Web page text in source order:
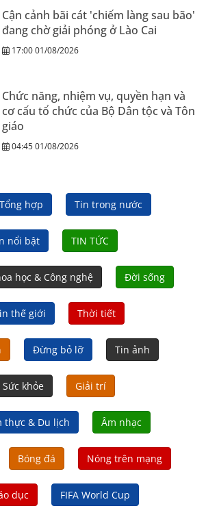
Cận cảnh bãi cát 'chiếm làng sau bão'
đang chờ giải phóng ở Lào Cai
17:00 01/08/2026
Chức năng, nhiệm vụ, quyền hạn và
cơ cấu tổ chức của Bộ Dân tộc và Tôn
giáo
04:45 01/08/2026
Tổng hợp Tin trong nước
nổi bật TIN TỨC
học & Công nghệ Đời sống
thế giới Thời tiết
Đừng bỏ lỡ Tin ảnh
Sức khỏe Giải trí
thực & Du lịch Âm nhạc
Bóng đá Nóng trên mạng
dục FIFA World Cup